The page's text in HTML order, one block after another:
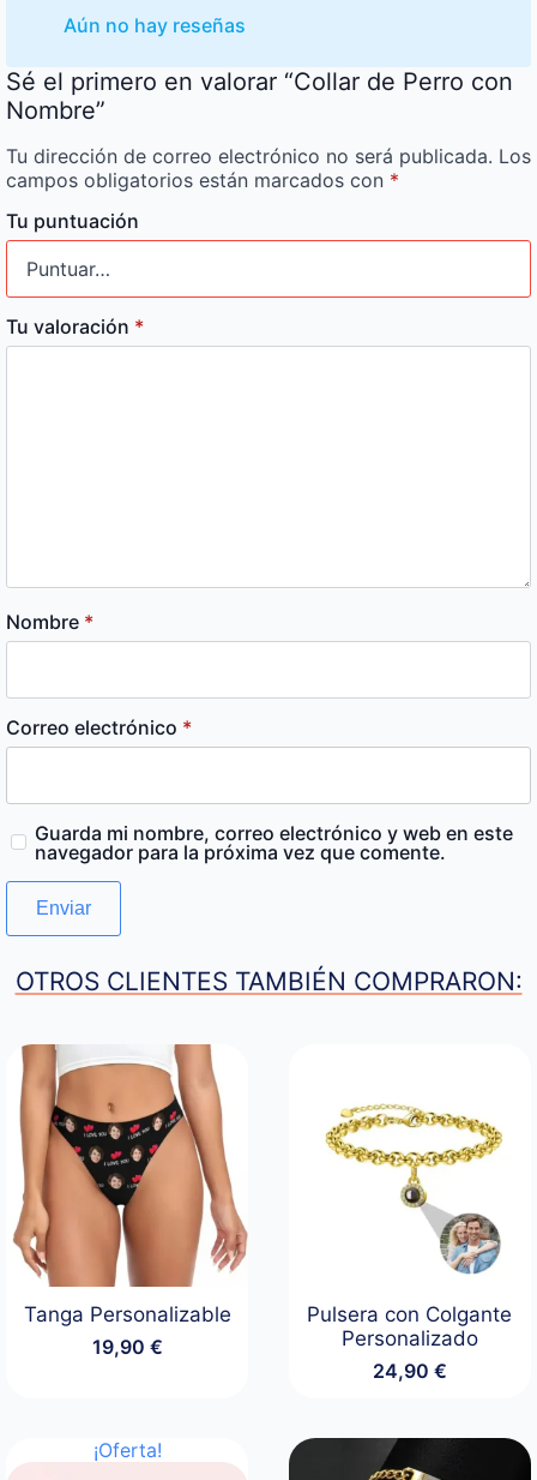
Aún no hay reseñas
Sé el primero en valorar “Collar de Perro con
Nombre”
Tu dirección de correo electrónico no será publicada. Los
campos obligatorios están marcados con *
Tu puntuación
Tu valoración *
Nombre *
Correo electrónico *
Guarda mi nombre, correo electrónico y web en este
navegador para la próxima vez que comente.
OTROS CLIENTES TAMBIÉN COMPRARON:
Tanga Personalizable
19,90 €
Pulsera con Colgante
Personalizado
24,90 €
¡Oferta!